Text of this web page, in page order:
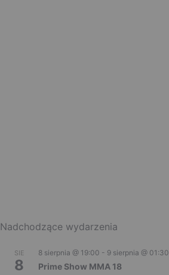
Nadchodzące wydarzenia
SIE
8
8 sierpnia @ 19:00 - 9 sierpnia @ 01:30
Prime Show MMA 18